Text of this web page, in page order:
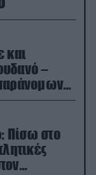
και
–
Πίσω στο